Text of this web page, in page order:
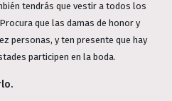
tendrás que vestir a todos los
que las damas de honor y
personas, y ten presente que hay
participen en la boda.